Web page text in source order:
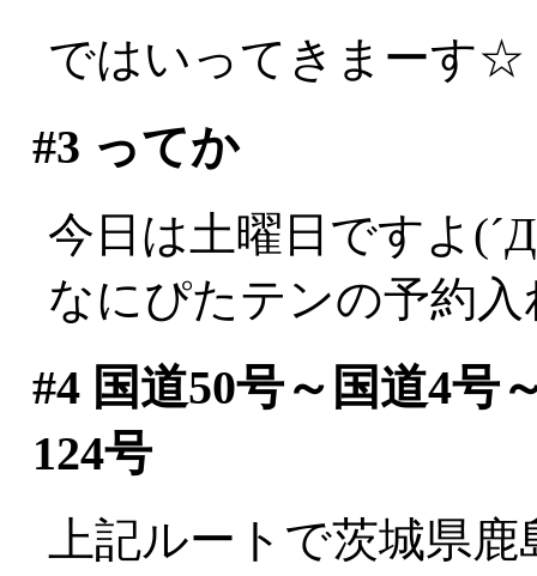
ではいってきまーす☆
#3 ってか
今日は土曜日ですよ
なにぴたテンの予約
#4国道50号～国道4号
124号
上記ルートで茨城県